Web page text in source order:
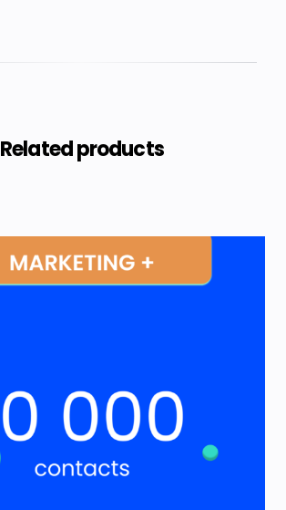
Related products